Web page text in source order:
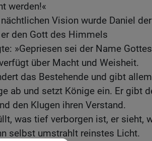
werden!«
Vision wurde Daniel
den Gott des Himmels
»Gepriesen sei der Name
über Macht und Weisheit.
das Bestehende und gibt
ab und setzt Könige ein. Er gibt
den Klugen ihren Verstand.
was tief verborgen ist, er sieht,
selbst umstrahlt reinstes Licht.